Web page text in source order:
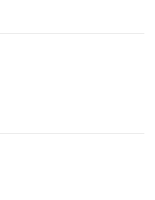
gültigen amtlichen